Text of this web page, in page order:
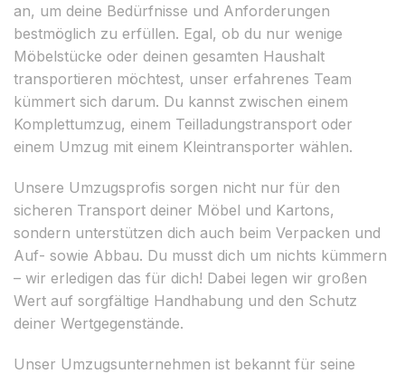
an, um deine Bedürfnisse und Anforderungen
bestmöglich zu erfüllen. Egal, ob du nur wenige
Möbelstücke oder deinen gesamten Haushalt
transportieren möchtest, unser erfahrenes Team
kümmert sich darum. Du kannst zwischen einem
Komplettumzug, einem Teilladungstransport oder
einem Umzug mit einem Kleintransporter wählen.
Unsere Umzugsprofis sorgen nicht nur für den
sicheren Transport deiner Möbel und Kartons,
sondern unterstützen dich auch beim Verpacken und
Auf- sowie Abbau. Du musst dich um nichts kümmern
– wir erledigen das für dich! Dabei legen wir großen
Wert auf sorgfältige Handhabung und den Schutz
deiner Wertgegenstände.
Unser Umzugsunternehmen ist bekannt für seine